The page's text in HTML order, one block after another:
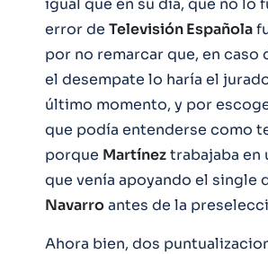
error de Televisión Española
por no remarcar que, en caso
el desempate lo haría el
último momento, y por
que podía entenderse como
porque Martíneztrabajaba en
que venía apoyando el single
Navarroantes de la
Ahora bien, dos